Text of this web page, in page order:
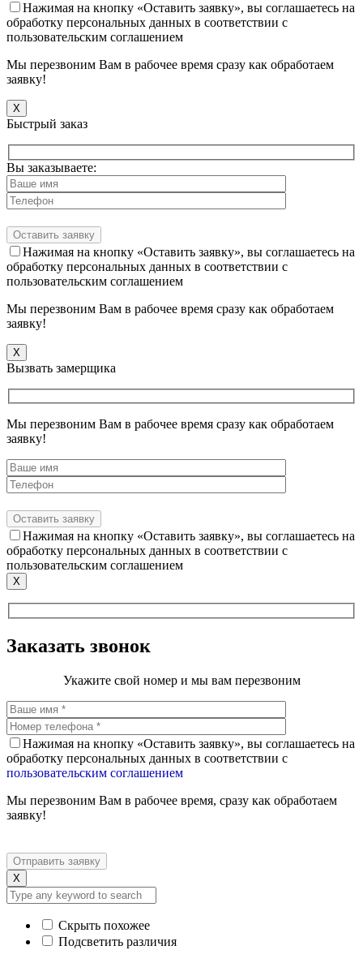
Нажимая на кнопку «Оставить заявку», вы соглашаетесь на
обработку персональных данных в соответствии с
пользовательским соглашением
Мы перезвоним Вам в рабочее время сразу как обработаем
заявку!
X
Быстрый заказ
Вы заказываете:
Нажимая на кнопку «Оставить заявку», вы соглашаетесь на
обработку персональных данных в соответствии с
пользовательским соглашением
Мы перезвоним Вам в рабочее время сразу как обработаем
заявку!
X
Вызвать замерщика
Мы перезвоним Вам в рабочее время сразу как обработаем
заявку!
Нажимая на кнопку «Оставить заявку», вы соглашаетесь на
обработку персональных данных в соответствии с
пользовательским соглашением
X
Заказать звонок
Укажите свой номер и мы вам перезвоним
Нажимая на кнопку «Оставить заявку», вы соглашаетесь на
обработку персональных данных в соответствии с
пользовательским соглашением
Мы перезвоним Вам в рабочее время, сразу как обработаем
заявку!
X
Скрыть похожее
Подсветить различия